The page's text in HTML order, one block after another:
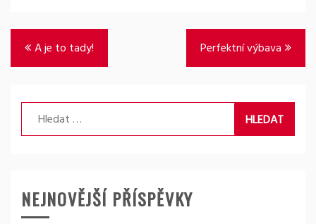
Navigace
pro
A je to tady! Perfektní výbava
Vyhledávání
NEJNOVĚJŠÍ PŘÍSPĚVKY